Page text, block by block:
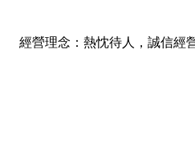
經營理念：熱忱待人，誠信經